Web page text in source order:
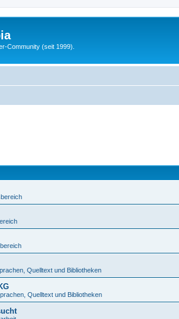
Community (seit 1999).
Quelltext und Bibliotheken
Quelltext und Bibliotheken